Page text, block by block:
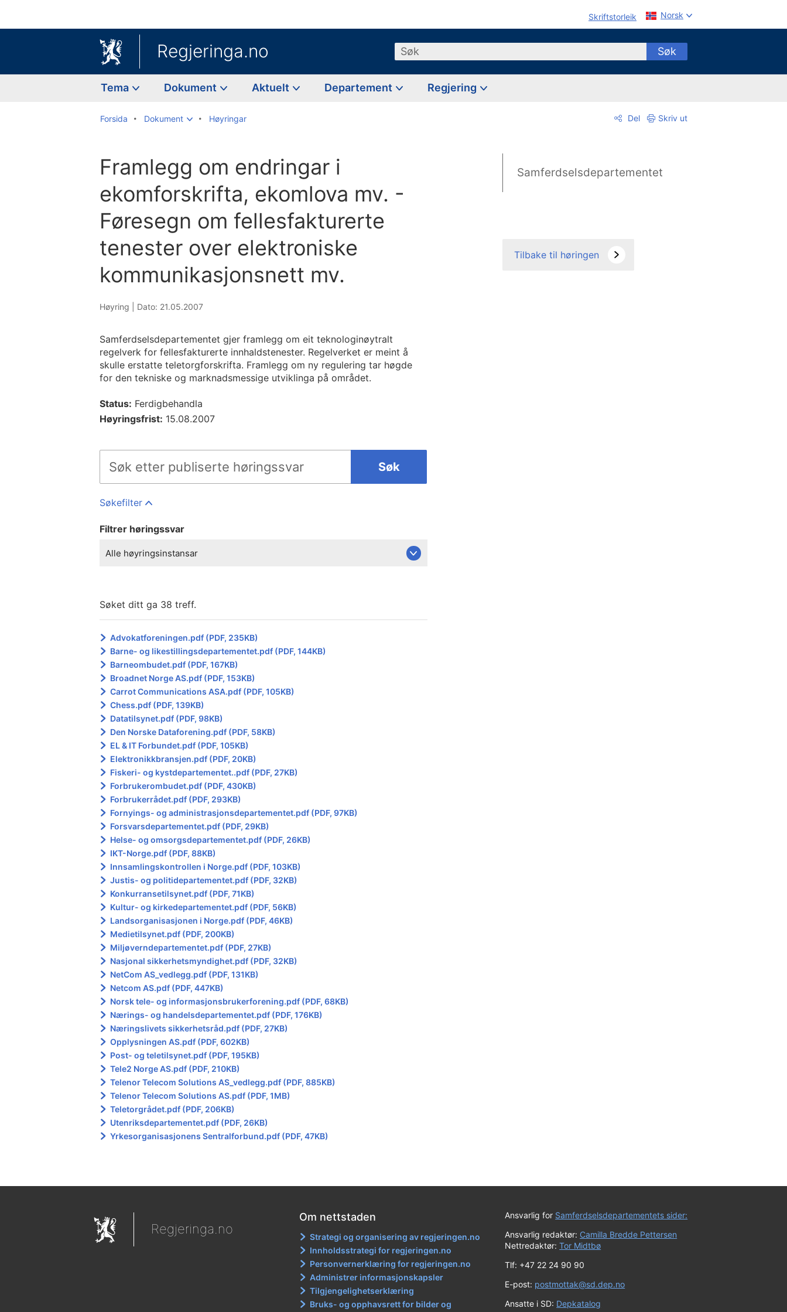
Skriftstorleik Norsk
Regjeringa.no Søk Søk
Tema Dokument Aktuelt Departement Regjering
Forsida Dokument Høyringar Del Skriv ut
Framlegg om endringar i
ekomforskrifta, ekomlova mv. -
Føresegn om fellesfakturerte
tenester over elektroniske
kommunikasjonsnett mv.
Høyring | Dato: 21.05.2007
Samferdselsdepartementet gjer framlegg om eit teknologinøytralt
regelverk for fellesfakturerte innhaldstenester. Regelverket er meint å
skulle erstatte teletorgforskrifta. Framlegg om ny regulering tar høgde
for den tekniske og marknadsmessige utviklinga på området.
Status: Ferdigbehandla
Høyringsfrist: 15.08.2007
Søk
Søkefilter
Filtrer høringssvar
Alle høyringsinstansar
Søket ditt ga 38 treff.
Advokatforeningen.pdf (PDF, 235KB)
Barne- og likestillingsdepartementet.pdf (PDF, 144KB)
Barneombudet.pdf (PDF, 167KB)
Broadnet Norge AS.pdf (PDF, 153KB)
Carrot Communications ASA.pdf (PDF, 105KB)
Chess.pdf (PDF, 139KB)
Datatilsynet.pdf (PDF, 98KB)
Den Norske Dataforening.pdf (PDF, 58KB)
EL & IT Forbundet.pdf (PDF, 105KB)
Elektronikkbransjen.pdf (PDF, 20KB)
Fiskeri- og kystdepartementet..pdf (PDF, 27KB)
Forbrukerombudet.pdf (PDF, 430KB)
Forbrukerrådet.pdf (PDF, 293KB)
Fornyings- og administrasjonsdepartementet.pdf (PDF, 97KB)
Forsvarsdepartementet.pdf (PDF, 29KB)
Helse- og omsorgsdepartementet.pdf (PDF, 26KB)
IKT-Norge.pdf (PDF, 88KB)
Innsamlingskontrollen i Norge.pdf (PDF, 103KB)
Justis- og politidepartementet.pdf (PDF, 32KB)
Konkurransetilsynet.pdf (PDF, 71KB)
Kultur- og kirkedepartementet.pdf (PDF, 56KB)
Landsorganisasjonen i Norge.pdf (PDF, 46KB)
Medietilsynet.pdf (PDF, 200KB)
Miljøverndepartementet.pdf (PDF, 27KB)
Nasjonal sikkerhetsmyndighet.pdf (PDF, 32KB)
NetCom AS_vedlegg.pdf (PDF, 131KB)
Netcom AS.pdf (PDF, 447KB)
Norsk tele- og informasjonsbrukerforening.pdf (PDF, 68KB)
Nærings- og handelsdepartementet.pdf (PDF, 176KB)
Næringslivets sikkerhetsråd.pdf (PDF, 27KB)
Opplysningen AS.pdf (PDF, 602KB)
Post- og teletilsynet.pdf (PDF, 195KB)
Tele2 Norge AS.pdf (PDF, 210KB)
Telenor Telecom Solutions AS_vedlegg.pdf (PDF, 885KB)
Telenor Telecom Solutions AS.pdf (PDF, 1MB)
Teletorgrådet.pdf (PDF, 206KB)
Utenriksdepartementet.pdf (PDF, 26KB)
Yrkesorganisasjonens Sentralforbund.pdf (PDF, 47KB)
Samferdselsdepartementet
Tilbake til høringen
Regjeringa.no
Om nettstaden
Strategi og organisering av regjeringen.no
Innholdsstrategi for regjeringen.no
Personvernerklæring for regjeringen.no
Administrer informasjonskapsler
Tilgjengelighetserklæring
Bruks- og opphavsrett for bilder og
Ansvarlig for Samferdselsdepartementets sider:
Ansvarlig redaktør: Camilla Bredde Pettersen
Nettredaktør:Tor Midtbø
Tlf: +47 22 24 90 90
E-post: postmottak@sd.dep.no
Ansatte i SD: Depkatalog